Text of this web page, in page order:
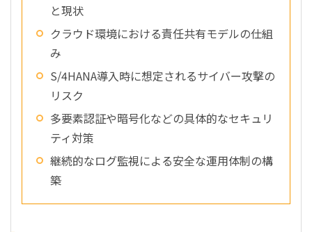
と現状
クラウド環境における責任共有モデルの仕組
み
S/4HANA導入時に想定されるサイバー攻撃の
リスク
多要素認証や暗号化などの具体的なセキュリ
ティ対策
継続的なログ監視による安全な運用体制の構
築